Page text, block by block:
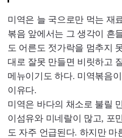
미역은 늘 국으로만 먹는 재
볶음 앞에서는 그 생각이 흔
도 어른도 젓가락을 멈추지
대로 잘못 만들면 비릿하고
메뉴이기도 하다. 미역볶음
이유다.
미역은 바다의 채소로 불릴
이섬유와 미네랄이 많고, 포
도 자주 언급된다. 하지만 마